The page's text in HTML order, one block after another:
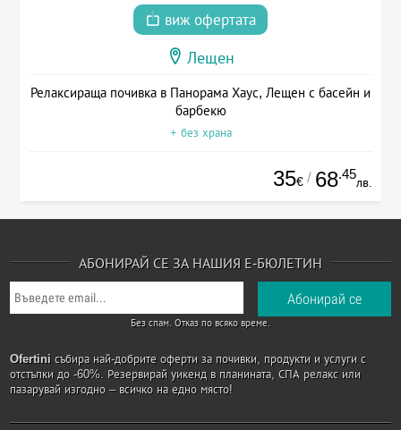
виж офертата
Лещен
Релаксираща почивка в Панорама Хаус, Лещен с басейн и
барбекю
+ без храна
35€ / 68.45
лв.
АБОНИРАЙ СЕ ЗА НАШИЯ Е-БЮЛЕТИН
Без спам. Отказ по всяко време.
Ofertini събира най-добрите оферти за почивки, продукти и услуги с
отстъпки до -60%. Резервирай уикенд в планината, СПА релакс или
пазарувай изгодно – всичко на едно място!